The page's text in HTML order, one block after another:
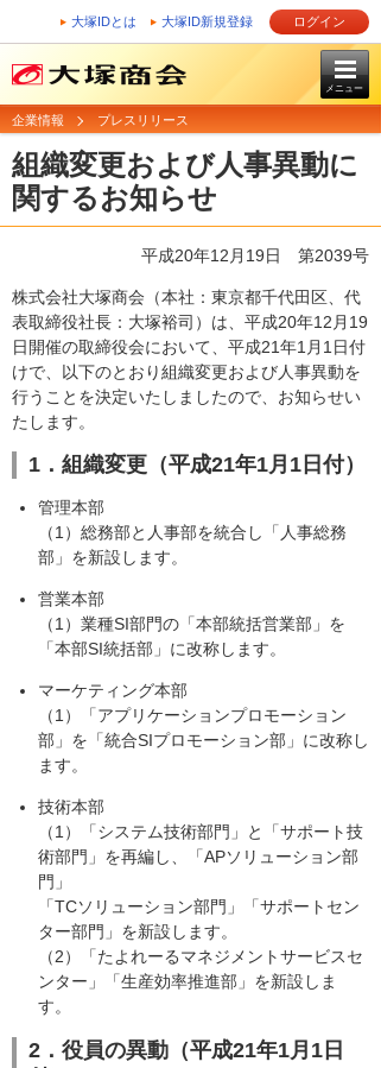
大塚IDとは 大塚ID新規登録 ログイン
メニュー
企業情報 プレスリリース
組織変更および人事異動に
関するお知らせ
平成20年12月19日 第2039号
株式会社大塚商会（本社：東京都千代田区、代
表取締役社長：大塚裕司）は、平成20年12月19
日開催の取締役会において、平成21年1月1日付
けで、以下のとおり組織変更および人事異動を
行うことを決定いたしましたので、お知らせい
たします。
1．組織変更（平成21年1月1日付）
管理本部
（1）総務部と人事部を統合し「人事総務
部」を新設します。
営業本部
（1）業種SI部門の「本部統括営業部」を
「本部SI統括部」に改称します。
マーケティング本部
（1）「アプリケーションプロモーション
部」を「統合SIプロモーション部」に改称し
ます。
技術本部
（1）「システム技術部門」と「サポート技
術部門」を再編し、「APソリューション部
門」
「TCソリューション部門」「サポートセン
ター部門」を新設します。
（2）「たよれーるマネジメントサービスセ
ンター」「生産効率推進部」を新設しま
す。
2．役員の異動（平成21年1月1日